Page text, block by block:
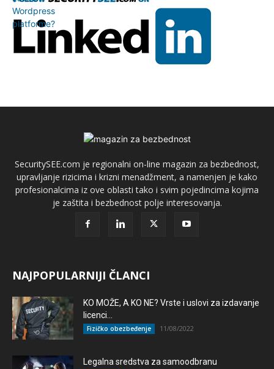
SecuritySEE.com je regionalni on-line magazin za bezbednost,
upravljanje rizicima i krizni menadžment, a namenjen je kako
profesionalcima iz ove oblasti tako i svim pojedincima kojima
je zaštita i bezbednost polje interesovanja.
NAJPOPULARNIJI ČLANCI
KO MOŽE, A KO NE? Vrste i uslovi za izdavanje
licenci...
Fizičko obezbeđenje 11/08/2022
Legalna sredstva za samoodbranu